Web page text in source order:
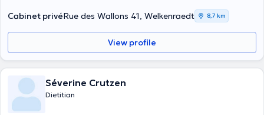
Cabinet privéRue des Wallons 41, Welkenraedt 8,7 km
View profile
Séverine Crutzen
Dietitian